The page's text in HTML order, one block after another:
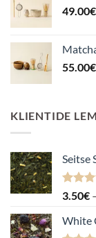
49.00€
55.00€
KLIENTIDE
Seitse
3.50€
White